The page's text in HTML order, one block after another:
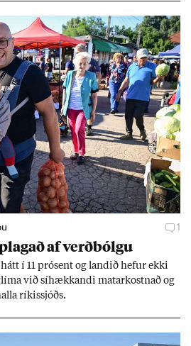
1
af verð­bólgu
í 11 pró­sent og land­ið hef­ur ekki
við sí­hækk­andi mat­ar­kostn­að og
rík­is­sjóðs.